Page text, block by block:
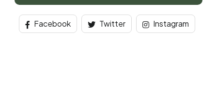
Facebook Twitter Instagram